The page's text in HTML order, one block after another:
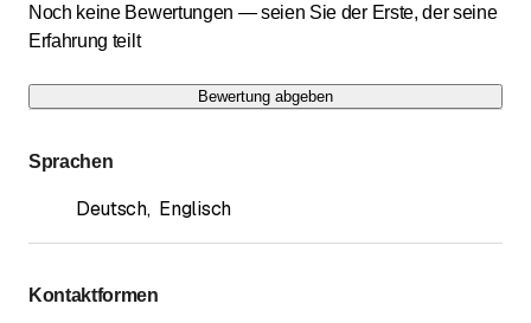
Noch keine Bewertungen — seien Sie der Erste, der seine
Erfahrung teilt
Bewertung abgeben
Sprachen
Deutsch, Englisch
Kontaktformen